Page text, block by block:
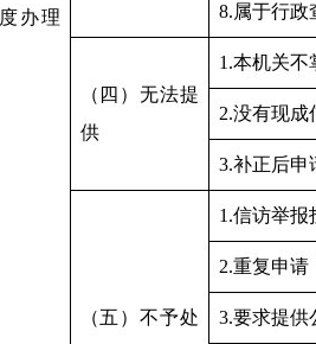
办理
8.属于行政
（四）无法提
供
1.本机关不
2.没有现成
3.补正后申
（五）不予处
1.信访举报
2.重复申请
3.要求提供